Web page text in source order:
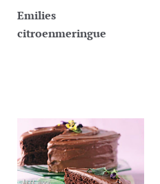
Emilies
citroenmeringue